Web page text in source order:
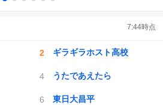
7:44時点
ギラギラホスト高校
うたであえたら
東日大昌平